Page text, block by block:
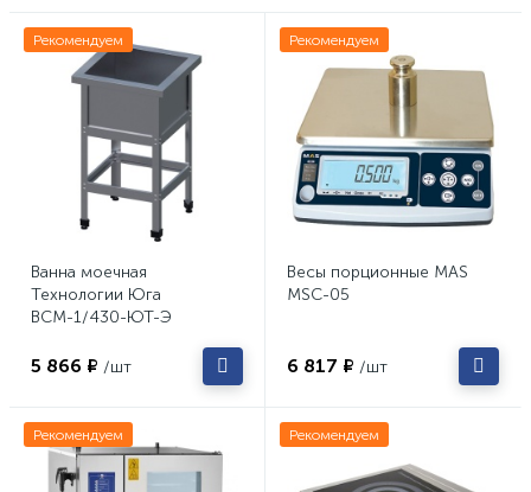
Рекомендуем
Ванна моечная
Технологии Юга
ВСМ-1/430-ЮТ-Э
5 866 ₽ /шт
Рекомендуем
Весы порционные MAS
MSC-05
6 817 ₽ /шт
Рекомендуем Рекомендуем